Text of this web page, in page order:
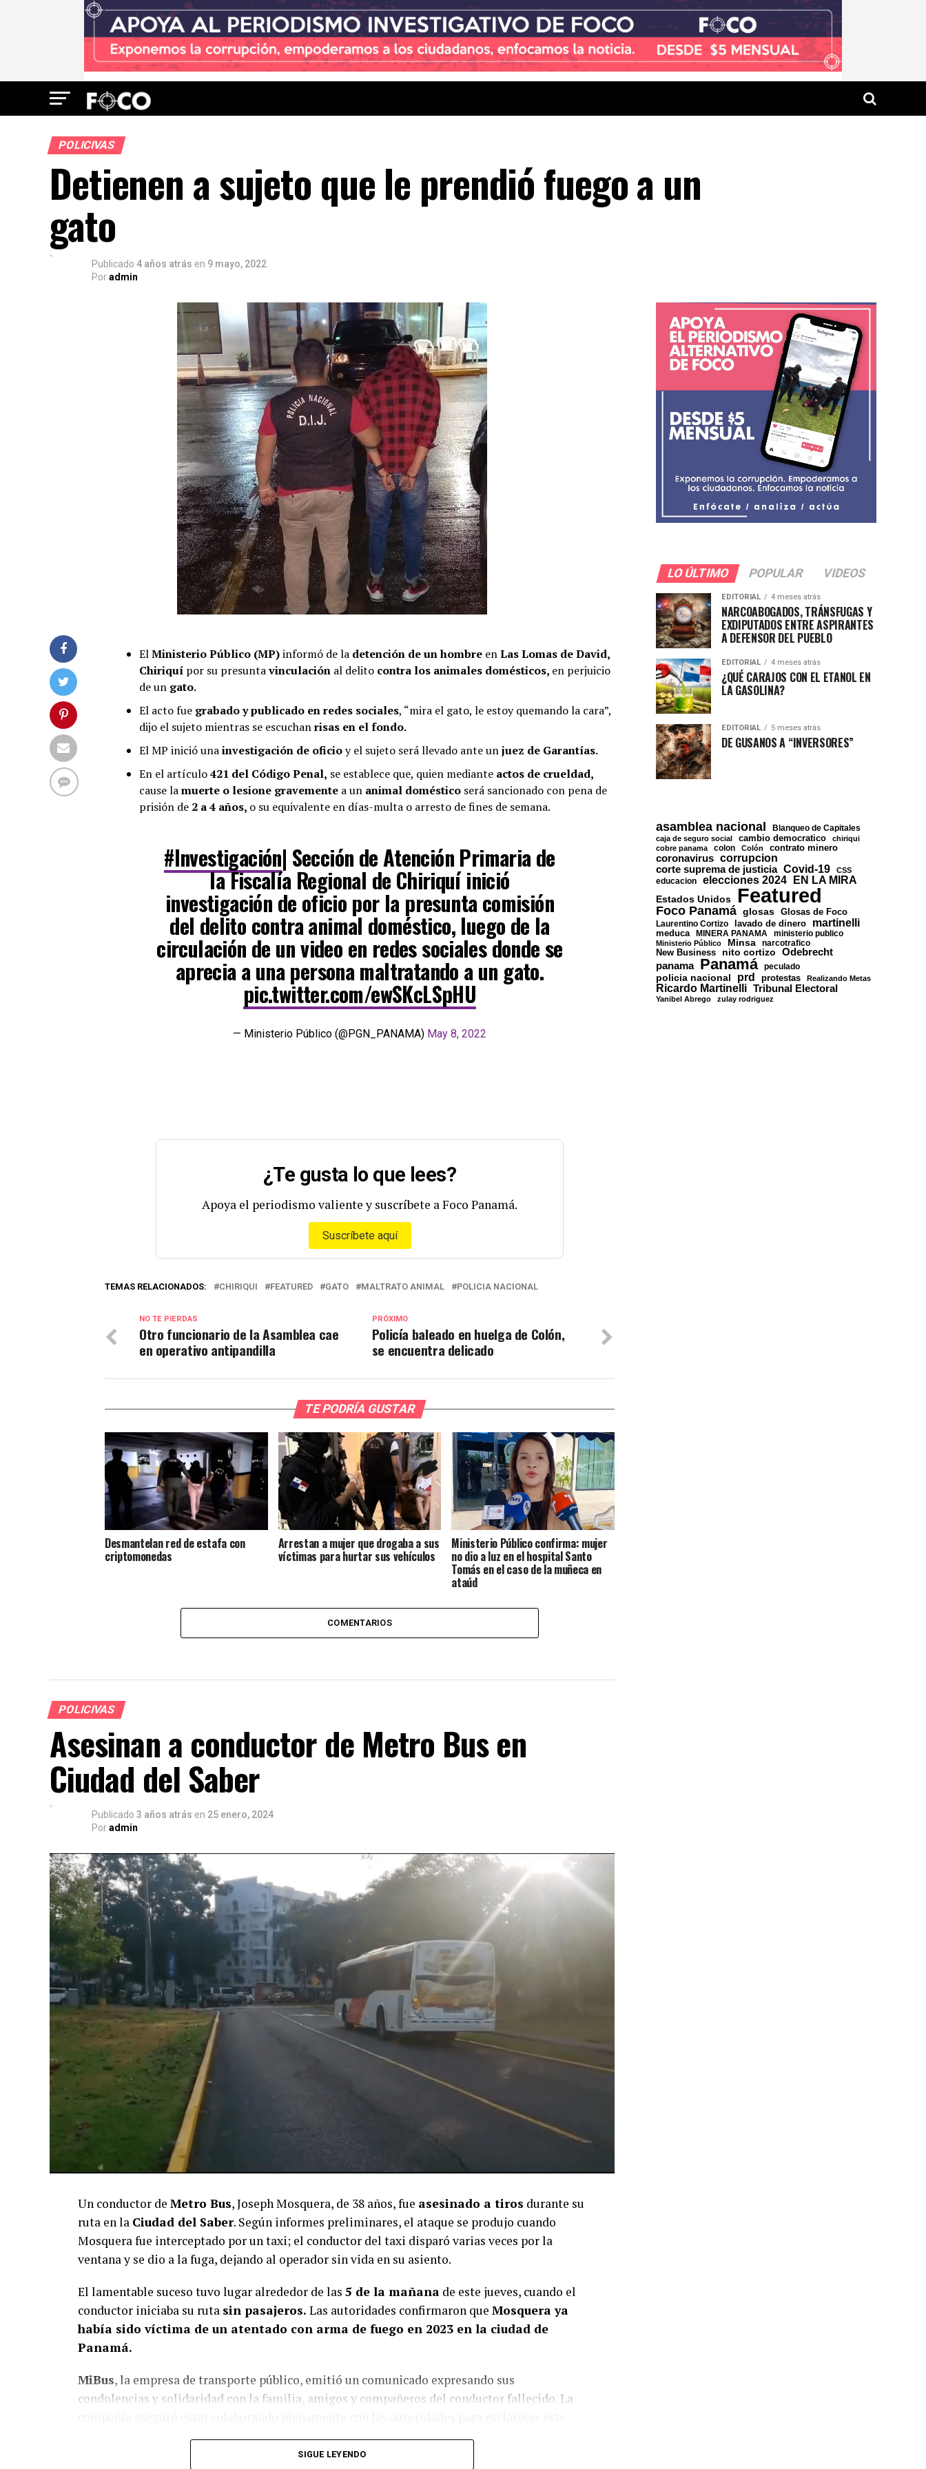
POLICIVAS
Detienen a sujeto que le prendió fuego a un
gato
Publicado 4 años atrás en 9 mayo, 2022
Poradmin
ElMinisterio Público (MP)informó de la detención de un hombre enLas Lomas de David,
Chiriquí por su presuntavinculación al delito contra los animales domésticos, en perjuicio
de un gato.
El acto fue grabado y publicado en redes sociales, “mira el gato, le estoy quemando la cara”,
dijo el sujeto mientras se escuchanrisas en el fondo.
El MP inició unainvestigación de oficioy el sujeto será llevado ante unjuez de Garantías.
En el artículo421 del Código Penal, se establece que, quien mediante actos de crueldad,
cause lamuerte o lesione gravemente a un animal doméstico será sancionado con pena de
prisión de 2 a 4 años, o su equivalente en días-multa o arresto de fines de semana.
#Investigación| Sección de Atención Primaria de
la Fiscalía Regional de Chiriquí inició
investigación de oficio por la presunta comisión
del delito contra animal doméstico, luego de la
circulación de un video en redes sociales donde se
aprecia a una persona maltratando a un gato.
pic.twitter.com/ewSKcLSpHU
— Ministerio Público (@PGN_PANAMA) May 8, 2022
¿Te gusta lo que lees?
Apoya el periodismo valiente y suscríbete a Foco Panamá.
Suscríbete aquí
TEMAS RELACIONADOS: CHIRIQUI FEATURED GATO MALTRATO ANIMAL POLICIA NACIONAL
PRÓXIMO
Policía baleado en huelga de Colón,
se encuentra delicado
NO TE PIERDAS
Otro funcionario de la Asamblea cae
en operativo antipandilla
TE PODRÍA GUSTAR
Desmantelan red de estafa con
criptomonedas
Arrestan a mujer que drogaba a sus
víctimas para hurtar sus vehículos
Ministerio Público confirma: mujer
no dio a luz en el hospital Santo
Tomás en el caso de la muñeca en
ataúd
COMENTARIOS
POLICIVAS
Asesinan a conductor de Metro Bus en
Ciudad del Saber
Publicado 3 años atrás en 25 enero, 2024
Poradmin
Un conductor de Metro Bus, Joseph Mosquera, de 38 años, fue asesinado a tiros durante su
ruta en la Ciudad del Saber. Según informes preliminares, el ataque se produjo cuando
Mosquera fue interceptado por un taxi; el conductor del taxi disparó varias veces por la
ventana y se dio a la fuga, dejando al operador sin vida en su asiento.
El lamentable suceso tuvo lugar alrededor de las 5 de la mañana de este jueves, cuando el
conductor iniciaba su ruta sin pasajeros. Las autoridades confirmaron que Mosquera ya
había sido víctima de un atentado con arma de fuego en 2023 en la ciudad de
Panamá.
MiBus, la empresa de transporte público, emitió un comunicado expresando sus
condolencias y solidaridad con la familia, amigos y compañeros del conductor fallecido. La
SIGUE LEYENDO
LO ÚLTIMO POPULAR VIDEOS
EDITORIAL 4 meses atrás
NARCOABOGADOS, TRÁNSFUGAS Y
EXDIPUTADOS ENTRE ASPIRANTES
A DEFENSOR DEL PUEBLO
EDITORIAL 4 meses atrás
¿QUÉ CARAJOS CON EL ETANOL EN
LA GASOLINA?
EDITORIAL 5 meses atrás
DE GUSANOS A “INVERSORES”
asamblea nacional Blanqueo de Capitales
caja de seguro social cambio democratico
chiriqui
cobre panama
colon Colón contrato minero
coronavirus corrupcion
corte suprema de justicia Covid-19 CSS
educacion elecciones 2024 EN LA MIRA
Estados Unidos Featured
Foco Panamá glosas Glosas de Foco
Laurentino Cortizo lavado de dinero martinelli
meduca MINERA PANAMA ministerio publico
Ministerio Público Minsa
narcotrafico
New Business
nito cortizo Odebrecht
panama Panamá peculado
policia nacional prd protestas Realizando Metas
Ricardo Martinelli Tribunal Electoral
Yanibel Abrego zulay rodriguez